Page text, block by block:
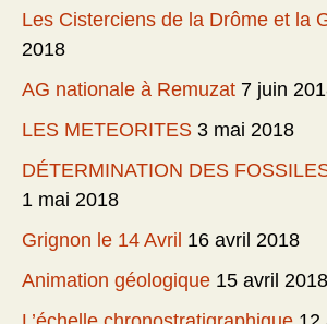
Les Cisterciens de la Drôme et la
2018
AG nationale à Remuzat 7 juin
LES METEORITES 3 mai 2018
DÉTERMINATION DES
1 mai 2018
Grignon le 14 Avril 16 avril 2018
Animation géologique 15 avril 2018